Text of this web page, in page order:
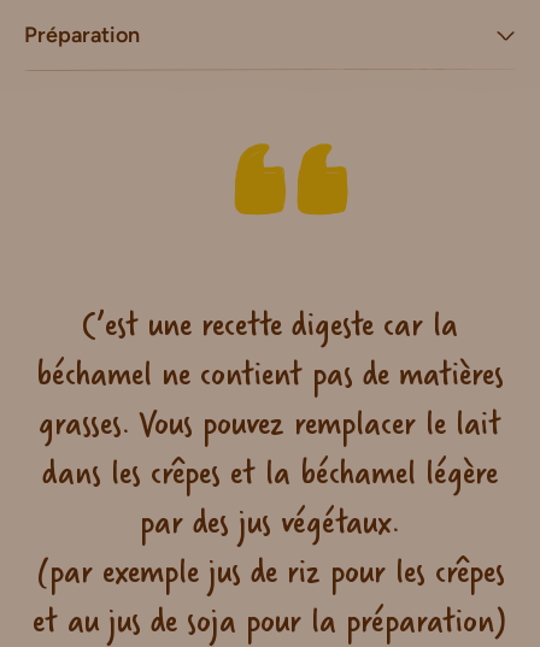
Préparation
C’est une recette digeste car la
béchamel ne contient pas de matières
grasses. Vous pouvez remplacer le lait
dans les crêpes et la béchamel légère
par des jus végétaux.
(par exemple jus de riz pour les crêpes
et au jus de soja pour la préparation)